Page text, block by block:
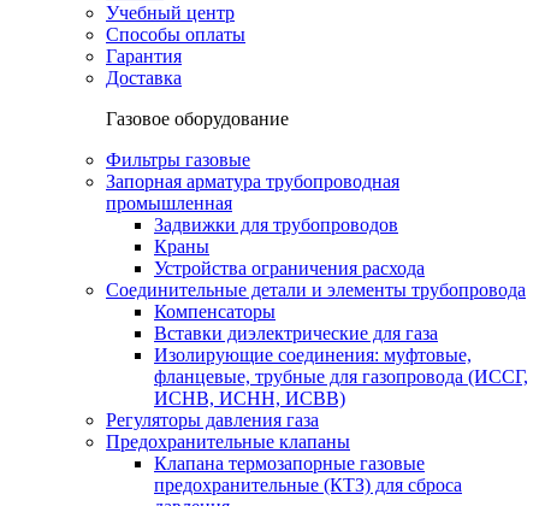
Учебный центр
Способы оплаты
Гарантия
Доставка
Газовое оборудование
Фильтры газовые
Запорная арматура трубопроводная
промышленная
Задвижки для трубопроводов
Краны
Устройства ограничения расхода
Соединительные детали и элементы трубопровода
Компенсаторы
Вставки диэлектрические для газа
Изолирующие соединения: муфтовые,
фланцевые, трубные для газопровода (ИССГ,
ИСНВ, ИСНН, ИСВВ)
Регуляторы давления газа
Предохранительные клапаны
Клапана термозапорные газовые
предохранительные (КТЗ) для сброса